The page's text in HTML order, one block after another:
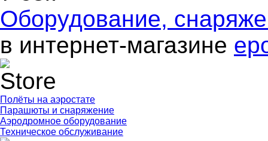
Оборудование,
в интернет-магазине
Полёты на аэростате
Парашюты и снаряжение
Аэродромное оборудование
Техническое обслуживание